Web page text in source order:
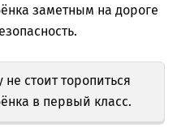
заметным на дороге
не стоит торопиться
в первый класс.